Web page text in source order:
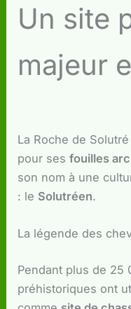
Un site
majeur
La Roche de
pour sesfouilles
son nom à une
: le Solutréen.
La légende des
Pendant plus de 25
préhistoriques ont